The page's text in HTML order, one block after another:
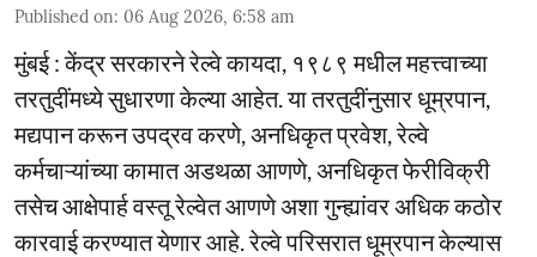
Published on: 06 Aug 2026, 6:58 am
मुंबई : केंद्र सरकारने रेल्वे कायदा, १९८९ मधील महत्त्वाच्या
तरतुदींमध्ये सुधारणा केल्या आहेत. या तरतुदींनुसार धूम्रपान,
मद्यपान करून उपद्रव करणे, अनधिकृत प्रवेश, रेल्वे
कर्मचाऱ्यांच्या कामात अडथळा आणणे, अनधिकृत फेरीविक्री
तसेच आक्षेपार्ह वस्तू रेल्वेत आणणे अशा गुन्ह्यांवर अधिक कठोर
कारवाई करण्यात येणार आहे. रेल्वे परिसरात धूम्रपान केल्यास